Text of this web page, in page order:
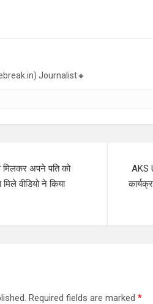
Journalist🔸
मिलकर अपने पति को
वीडियो ने किया
AKS
Required fields are marked *